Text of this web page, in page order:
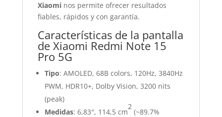
Xiaominos permite ofrecer resultados
fiables, rápidos y con garantía.
Características de la pantalla
de Xiaomi Redmi Note 15
Pro 5G
Tipo: AMOLED, 68B colors, 120Hz, 3840Hz
PWM, HDR10+, Dolby Vision, 3200 nits
(peak)
Medidas: 6,83″, 114,5 cm
2
(~89.7%